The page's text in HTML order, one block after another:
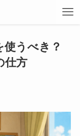
うべき？
仕方